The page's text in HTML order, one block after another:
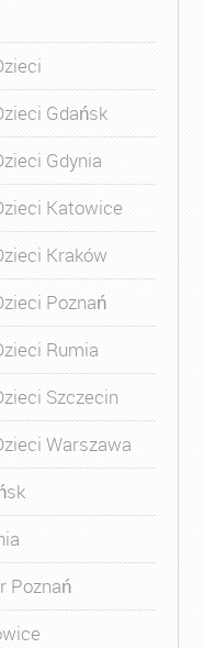
Gdańsk
Gdynia
Katowice
Kraków
Poznań
Rumia
Szczecin
Warszawa
Poznań